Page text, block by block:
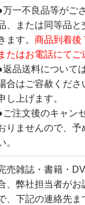
万一不良品等がご
、または同等品と
ます。 商品到着後
たはお電話にてご
返品送料について
合はご容赦くださ
し上げます。
ご注文後のキャン
りませんので、予
。
売雑誌・書籍・
、弊社担当者がお
、下記の連絡先ま